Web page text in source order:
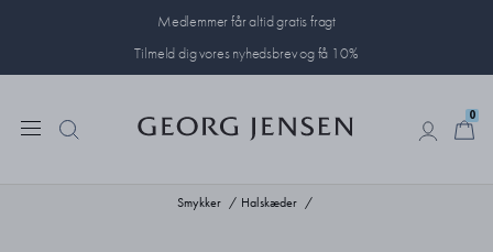
Medlemmer får altid gratis fragt
Tilmeld dig vores nyhedsbrev og få 10%
0
Smykker Halskæder